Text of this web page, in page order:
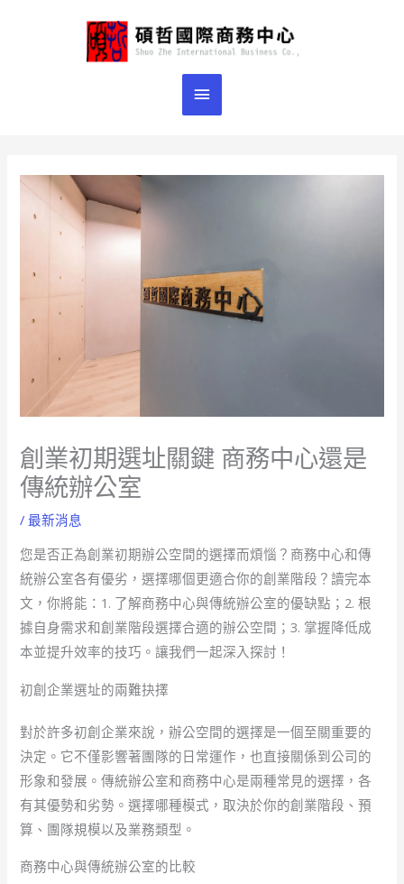
主
要
選
創業初期選址關鍵 商務中心還是
傳統辦公室
/最新消息
您是否正為創業初期辦公空間的選擇而煩惱？商務中心和傳
統辦公室各有優劣，選擇哪個更適合你的創業階段？讀完本
文，你將能：1. 了解商務中心與傳統辦公室的優缺點；2. 根
據自身需求和創業階段選擇合適的辦公空間；3. 掌握降低成
本並提升效率的技巧。讓我們一起深入探討！
初創企業選址的兩難抉擇
對於許多初創企業來說，辦公空間的選擇是一個至關重要的
決定。它不僅影響著團隊的日常運作，也直接關係到公司的
形象和發展。傳統辦公室和商務中心是兩種常見的選擇，各
有其優勢和劣勢。選擇哪種模式，取決於你的創業階段、預
算、團隊規模以及業務類型。
商務中心與傳統辦公室的比較